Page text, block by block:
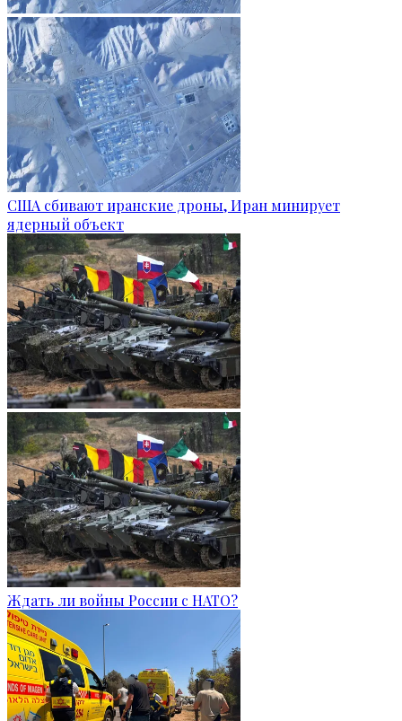
США сбивают иранские дроны, Иран минирует
ядерный объект
Ждать ли войны России с НАТО?